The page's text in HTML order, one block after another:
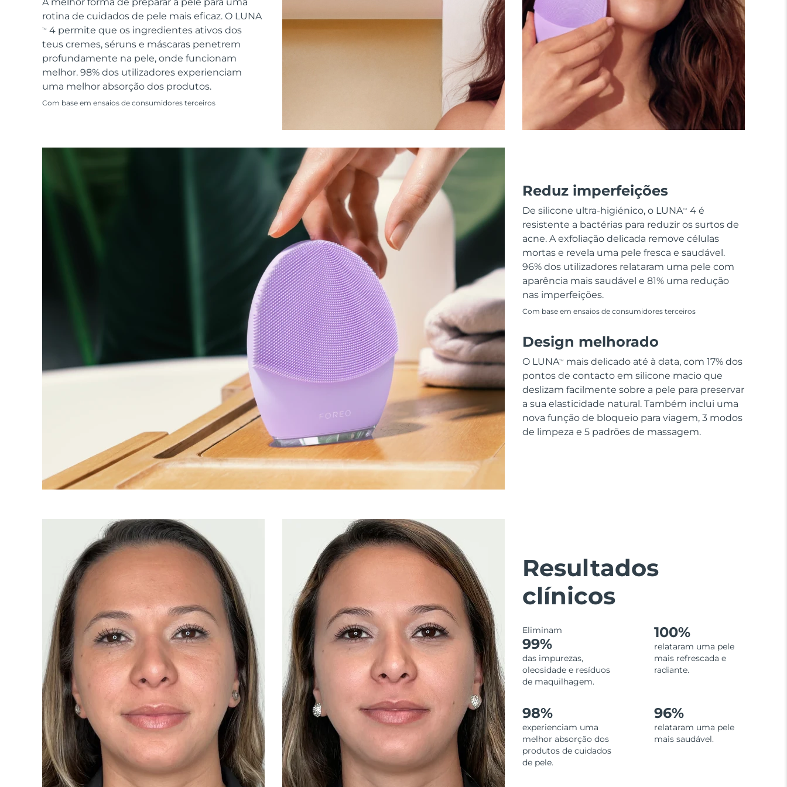
A melhor forma de preparar a pele para uma
rotina de cuidados de pele mais eficaz. O LUNA
TM
4 permite que os ingredientes ativos dos
teus cremes, séruns e máscaras penetrem
profundamente na pele, onde funcionam
melhor. 98% dos utilizadores experienciam
uma melhor absorção dos produtos.
Com base em ensaios de consumidores terceiros
Reduz imperfeições
De silicone ultra-higiénico, o LUNATM
4 é
resistente a bactérias para reduzir os surtos de
acne. A exfoliação delicada remove células
mortas e revela uma pele fresca e saudável.
96% dos utilizadores relataram uma pele com
aparência mais saudável e 81% uma redução
nas imperfeições.
Com base em ensaios de consumidores terceiros
Design melhorado
O LUNATM
mais delicado até à data, com 17% dos
pontos de contacto em silicone macio que
deslizam facilmente sobre a pele para preservar
a sua elasticidade natural. Também inclui uma
nova função de bloqueio para viagem, 3 modos
de limpeza e 5 padrões de massagem.
Resultados
clínicos
Eliminam
99%
das impurezas,
oleosidade e resíduos
de maquilhagem.
100%
relataram uma pele
mais refrescada e
radiante.
98%
experienciam uma
melhor absorção dos
produtos de cuidados
de pele.
96%
relataram uma pele
mais saudável.
All acne treatment devices
All revitalizing eye massagers
Cuidados de pele KIWI™
Advanced pore care essentials
LUNA™ Dual-Peptide Scalp
Serum
For healthy hair
issa™ Teeth Whitening Gel
18% PAP
Cosméticos Homens